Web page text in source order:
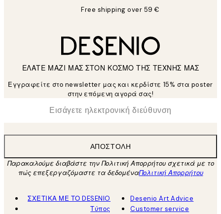
Free shipping over 59 €
ΕΛΑΤΕ ΜΑΖΙ ΜΑΣ ΣΤΟΝ ΚΟΣΜΟ ΤΗΣ ΤΕΧΝΗΣ ΜΑΣ
Εγγραφείτε στο newsletter μας και κερδίστε 15% στα poster
στην επόμενη αγορά σας!
Ηλεκτρονική Διεύθυνση
ΑΠΟΣΤΟΛΉ
Παρακαλούμε διαβάστε την Πολιτική Απορρήτου σχετικά με το
πώς επεξεργαζόμαστε τα δεδομέναΠολιτική Απορρήτου
ΣΧΕΤΙΚΑ ΜΕ ΤΟ DESENIO
Τύπος
Desenio Art Advice
Customer service